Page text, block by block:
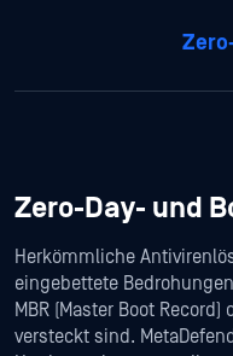
Zero-Day- und
Herkömmliche
eingebettete
MBR (Master Boot
versteckt sind.